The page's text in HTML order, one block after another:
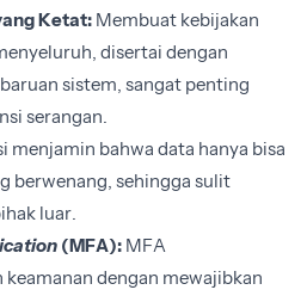
Ketat:Membuat kebijakan
disertai dengan
sistem, sangat penting
serangan.
menjamin bahwa data hanya bisa
berwenang, sehingga sulit
luar.
(MFA):MFA
dengan mewajibkan